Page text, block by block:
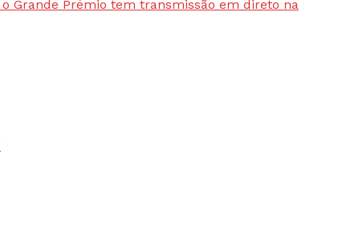
o Grande Prémio tem transmissão em direto na